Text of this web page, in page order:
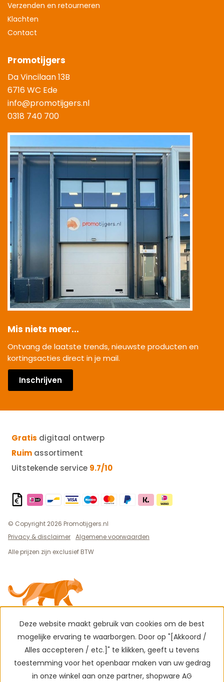
Verzenden en retourneren
Klachten
Contact
Promotijgers
Da Vincilaan 13B
6716 WC Ede
info@promotijgers.nl
0318 740 700
Mis niets meer...
Ontvang de laatste trends, nieuwste producten en
kortingsacties direct in je mail.
Inschrijven
Gratis digitaal ontwerp
Ruim assortiment
Uitstekende service 9.7/10
© Copyright 2026 Promotijgers.nl
Privacy & disclaimer Algemene voorwaarden
Alle prijzen zijn exclusief BTW
Deze website maakt gebruik van cookies om de best
mogelijke ervaring te waarborgen. Door op "[Akkoord /
Alles accepteren / etc.]" te klikken, geeft u tevens
toestemming voor het openbaar maken van uw gedrag
in onze winkel aan onze partner, shopware AG